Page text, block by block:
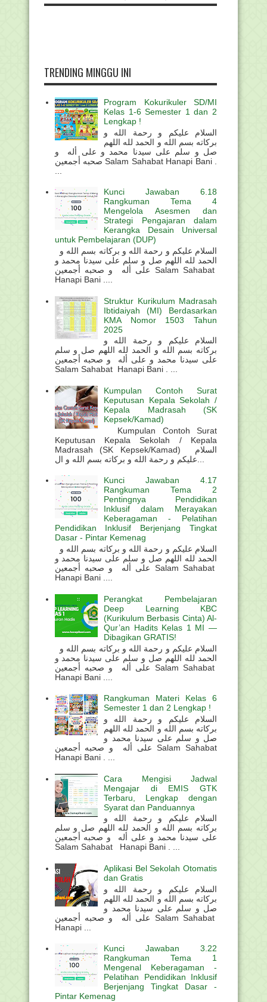
TRENDING MINGGU INI
Program Kokurikuler SD/MI
Kelas 1-6 Semester 1 dan 2
Lengkap !
السلام عليكم و رحمة الله و
بركاته بسم الله و الحمد لله اللهم
صل و سلم على سيدنا محمد و على أله و
صحبه أجمعين Salam Sahabat Hanapi Bani .
Kunci Jawaban 6.18
Rangkuman Tema 4
Mengelola Asesmen dan
Strategi Pengajaran dalam
Kerangka Desain Universal
untuk Pembelajaran (DUP)
الحمد لله اللهم صل و سلم على سيدنا محمد و
على أله و صحبه أجمعين Salam Sahabat
Hanapi Bani ....
Struktur Kurikulum Madrasah
Ibtidaiyah (MI) Berdasarkan
KMA Nomor 1503 Tahun
2025
السلام عليكم و رحمة الله و
بركاته بسم الله و الحمد لله اللهم صل و سلم
على سيدنا محمد و على أله و صحبه أجمعين
Salam Sahabat Hanapi Bani . ...
Kumpulan Contoh Surat
Keputusan Kepala Sekolah /
Kepala Madrasah (SK
Kepsek/Kamad)
Kumpulan Contoh Surat
Keputusan Kepala Sekolah / Kepala
Madrasah (SK Kepsek/Kamad) السلام
Kunci Jawaban 4.17
Rangkuman Tema 2
Pentingnya Pendidikan
Inklusif dalam Merayakan
Keberagaman - Pelatihan
Pendidikan Inklusif Berjenjang Tingkat
Dasar - Pintar Kemenag
الحمد لله اللهم صل و سلم على سيدنا محمد و
على أله و صحبه أجمعين Salam Sahabat
Hanapi Bani ....
Perangkat Pembelajaran
Deep Learning KBC
(Kurikulum Berbasis Cinta) Al-
Qur’an Hadits Kelas 1 MI —
Dibagikan GRATIS!
الحمد لله اللهم صل و سلم على سيدنا محمد و
على أله و صحبه أجمعين Salam Sahabat
Hanapi Bani ....
Rangkuman Materi Kelas 6
Semester 1 dan 2 Lengkap !
السلام عليكم و رحمة الله و
بركاته بسم الله و الحمد لله اللهم
صل و سلم على سيدنا محمد و
على أله و صحبه أجمعين Salam Sahabat
Hanapi Bani . ...
Cara Mengisi Jadwal
Mengajar di EMIS GTK
Terbaru, Lengkap dengan
Syarat dan Panduannya
السلام عليكم و رحمة الله و
بركاته بسم الله و الحمد لله اللهم صل و سلم
على سيدنا محمد و على أله و صحبه أجمعين
Salam Sahabat Hanapi Bani . ...
Aplikasi Bel Sekolah Otomatis
dan Gratis
السلام عليكم و رحمة الله و
بركاته بسم الله و الحمد لله اللهم
صل و سلم على سيدنا محمد و
على أله و صحبه أجمعين Salam Sahabat
Hanapi ...
Kunci Jawaban 3.22
Rangkuman Tema 1
Mengenal Keberagaman -
Pelatihan Pendidikan Inklusif
Berjenjang Tingkat Dasar -
Pintar Kemenag